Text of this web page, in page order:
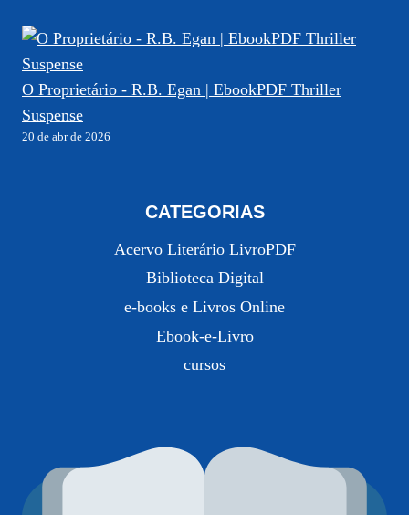
O Proprietário - R.B. Egan | EbookPDF Thriller
Suspense
20 de abr de 2026
CATEGORIAS
Acervo Literário LivroPDF
Biblioteca Digital
e-books e Livros Online
Ebook-e-Livro
cursos